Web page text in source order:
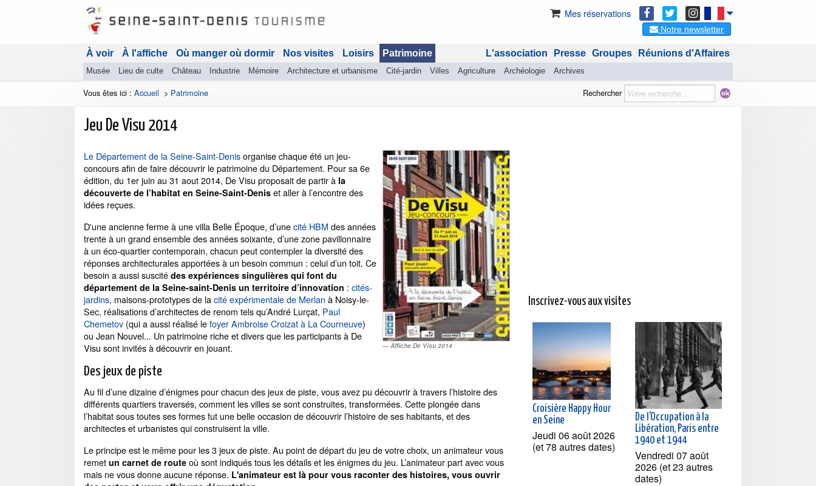
Mes réservations
Notre newsletter
À voir À l'affiche Où manger où dormir Nos visites Loisirs Patrimoine
Musée Lieu de culte Château Industrie Mémoire Architecture et urbanisme Cité-jardin Villes Agriculture Archéologie Archives
Réunions d'Affaires
Groupes
Presse
L'association
Vous êtes ici : Accueil > Patrimoine Rechercher
Jeu De Visu 2014
Affiche De Visu 2014
Le Département de la Seine-Saint-Denisorganise chaque été un jeu-
concours afin de faire découvrir le patrimoine du Département. Pour sa 6e
édition, du 1er juin au 31 aout 2014, De Visu proposait de partir à la
découverte de l’habitat en Seine-Saint-Denis et aller à l’encontre des
idées reçues.
D'une ancienne ferme à une villa Belle Époque, d’unecité HBM des années
trente à un grand ensemble des années soixante, d’une zone pavillonnaire
à un éco-quartier contemporain, chacun peut contempler la diversité des
réponses architecturales apportées à un besoin commun : celui d’un toit. Ce
besoin a aussi suscité des expériences singulières qui font du
département de la Seine-saint-Denis un territoire d’innovation : cités-
jardins, maisons-prototypes de lacité expérimentale de Merlan à Noisy-le-
Sec, réalisations d’architectes de renom tels qu’André Lurçat, Paul
Chemetov (qui a aussi réalisé lefoyer Ambroise Croizat à La Courneuve)
ou Jean Nouvel... Un patrimoine riche et divers que les participants à De
Visu sont invités à découvrir en jouant.
Des jeux de piste
Au fil d’une dizaine d’énigmes pour chacun des jeux de piste, vous avez pu découvrir à travers l’histoire des
différents quartiers traversés, comment les villes se sont construites, transformées. Cette plongée dans
l’habitat sous toutes ses formes fut une belle occasion de découvrir l’histoire de ses habitants, et des
architectes et urbanistes qui construisent la ville.
Le principe est le même pour les 3 jeux de piste. Au point de départ du jeu de votre choix, un animateur vous
remet un carnet de route où sont indiqués tous les détails et les énigmes du jeu. L’animateur part avec vous
mais ne vous donne aucune réponse. L'animateur est là pour vous raconter des histoires, vous ouvrir
Inscrivez-vous aux visites
Croisière Happy Hour
en Seine
Jeudi 06 août 2026
(et 78 autres dates)
De l'Occupation à la
Libération, Paris entre
1940 et 1944
Vendredi 07 août
2026 (et 23 autres
dates)